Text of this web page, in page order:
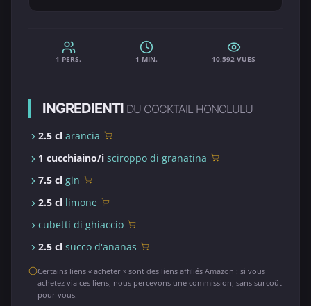
1 PERS. 1 MIN. 10,592 VUES
INGREDIENTI DU COCKTAIL HONOLULU
2.5 cl arancia
1 cucchiaino/i sciroppo di granatina
7.5 cl gin
2.5 cl limone
cubetti di ghiaccio
2.5 cl succo d'ananas
Certains liens « acheter » sont des liens affiliés Amazon : si vous
achetez via ces liens, nous percevons une commission, sans surcoût
pour vous.